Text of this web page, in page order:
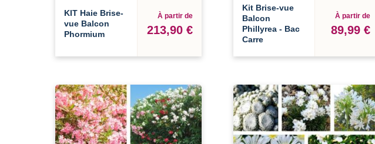
KIT Haie Brise-
vue Balcon
Phormium
À partir de
213,90 €
Kit Brise-vue
Balcon
Phillyrea - Bac
Carre
À partir de
89,99 €